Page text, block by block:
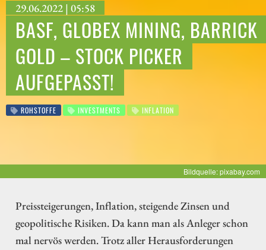
29.06.2022 | 05:58
BASF, GLOBEX MINING, BARRICK
GOLD – STOCK PICKER
AUFGEPASST!
ROHSTOFFE INVESTMENTS INFLATION
Bildquelle: pixabay.com
Preissteigerungen, Inflation, steigende Zinsen und
geopolitische Risiken. Da kann man als Anleger schon
mal nervös werden. Trotz aller Herausforderungen